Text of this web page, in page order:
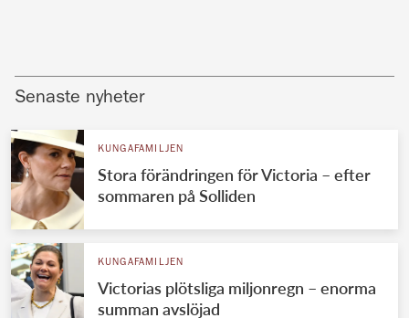
Senaste nyheter
KUNGAFAMILJEN
Stora förändringen för Victoria – efter
sommaren på Solliden
KUNGAFAMILJEN
Victorias plötsliga miljonregn – enorma
summan avslöjad